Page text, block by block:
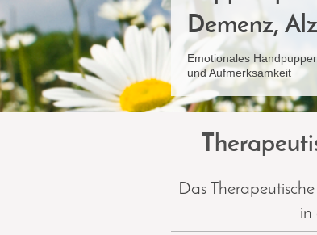
Demenz,
Emotionales
und Aufmerksamkeit
Das
in